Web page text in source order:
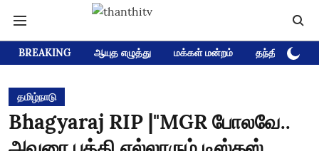
BREAKING ஆயுத எழுத்து மக்கள் மன்றம் தந்தி டிவி
தமிழ்நாடு
Bhagyaraj RIP |"MGR போலவே..